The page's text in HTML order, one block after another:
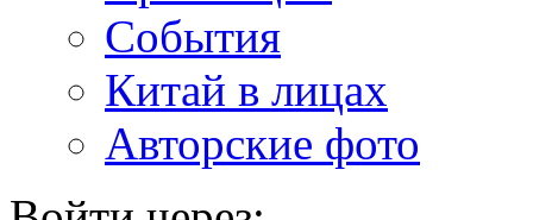
События
Китай в лицах
Авторские фото